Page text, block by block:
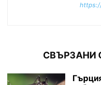
СВЪРЗАНИ